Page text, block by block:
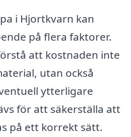
i Hjortkvarn kan
på flera faktorer.
att kostnaden inte
utan också
ytterligare
för att säkerställa att
på ett korrekt sätt.